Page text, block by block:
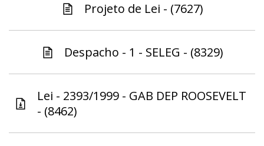
Projeto de Lei - (7627)
Despacho - 1 - SELEG - (8329)
Lei - 2393/1999 - GAB DEP ROOSEVELT
- (8462)